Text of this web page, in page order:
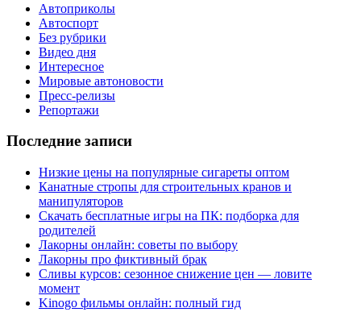
Автоприколы
Автоспорт
Без рубрики
Видео дня
Интересное
Мировые автоновости
Пресс-релизы
Репортажи
Последние записи
Низкие цены на популярные сигареты оптом
Канатные стропы для строительных кранов и
манипуляторов
Скачать бесплатные игры на ПК: подборка для
родителей
Лакорны онлайн: советы по выбору
Лакорны про фиктивный брак
Сливы курсов: сезонное снижение цен — ловите
момент
Kinogo фильмы онлайн: полный гид